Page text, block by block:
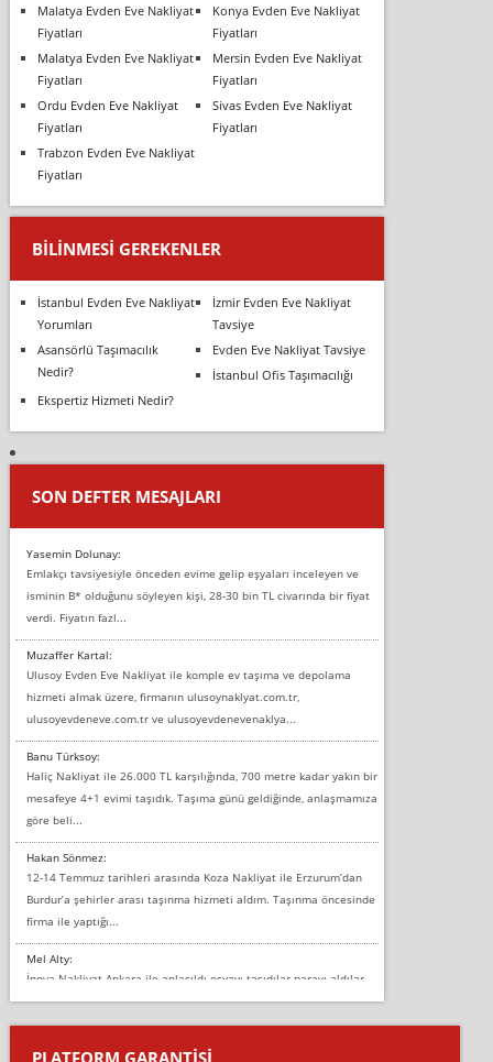
Malatya Evden Eve Nakliyat
Fiyatları
Konya Evden Eve Nakliyat
Fiyatları
Malatya Evden Eve Nakliyat
Fiyatları
Mersin Evden Eve Nakliyat
Fiyatları
Ordu Evden Eve Nakliyat
Fiyatları
Sivas Evden Eve Nakliyat
Fiyatları
Trabzon Evden Eve Nakliyat
Fiyatları
BILINMESI GEREKENLER
İstanbul Evden Eve Nakliyat
Yorumları
İzmir Evden Eve Nakliyat
Tavsiye
Asansörlü Taşımacılık
Nedir?
Evden Eve Nakliyat Tavsiye
İstanbul Ofis Taşımacılığı
Ekspertiz Hizmeti Nedir?
SON DEFTER MESAJLARI
Yasemin Dolunay:
Emlakçı tavsiyesiyle önceden evime gelip eşyaları inceleyen ve
isminin B* olduğunu söyleyen kişi, 28-30 bin TL civarında bir fiyat
verdi. Fiyatın fazl...
Muzaffer Kartal:
Ulusoy Evden Eve Nakliyat ile komple ev taşıma ve depolama
hizmeti almak üzere, firmanın ulusoynaklyat.com.tr,
ulusoyevdeneve.com.tr ve ulusoyevdenevenaklya...
Banu Türksoy:
Haliç Nakliyat ile 26.000 TL karşılığında, 700 metre kadar yakın bir
mesafeye 4+1 evimi taşıdık. Taşıma günü geldiğinde, anlaşmamıza
göre beli...
Hakan Sönmez:
12-14 Temmuz tarihleri arasında Koza Nakliyat ile Erzurum’dan
Burdur’a şehirler arası taşınma hizmeti aldım. Taşınma öncesinde
firma ile yaptığı...
Mel Alty:
İnova Nakliyat Ankara ile anlaşıldı eşyayı taşıdılar parayı aldılar.
Salon duvarına bir baktım birisi boydan alüminyum renkli bantı
yapıştırm...
PLATFORM GARANTİSİ